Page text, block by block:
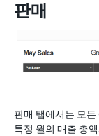
판매
판매 탭에서는 모
특정 월의 매출 총